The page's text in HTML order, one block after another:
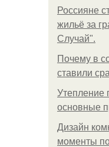
Россияне
жильё за
Случай".
Почему в
ставили
Утепление
основные
Дизайн
моменты